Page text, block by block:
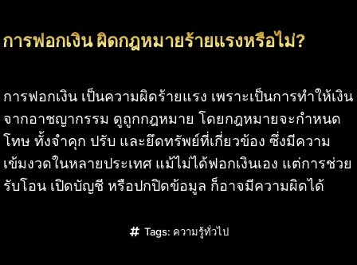
การฟอกเงิน ผิดกฎหมายร้ายแรงหรือไม่?
การฟอกเงิน เป็นความผิดร้ายแรง เพราะเป็นการทำให้เงิน
จากอาชญากรรม ดูถูกกฎหมาย โดยกฎหมายจะกำหนด
โทษ ทั้งจำคุก ปรับ และยึดทรัพย์ที่เกี่ยวข้อง ซึ่งมีความ
เข้มงวดในหลายประเทศ แม้ไม่ได้ฟอกเงินเอง แต่การช่วย
รับโอน เปิดบัญชี หรือปกปิดข้อมูล ก็อาจมีความผิดได้
Tags: ความรู้ทั่วไป